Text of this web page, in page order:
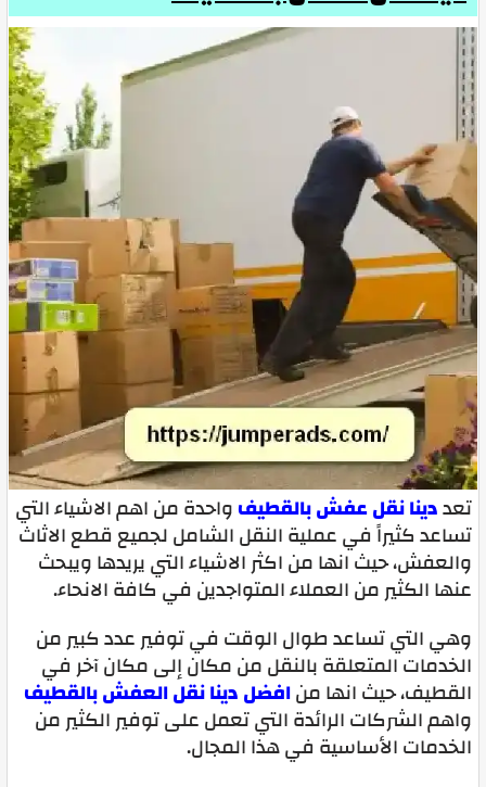
تعددينا نقل عفش بالقطيفواحدة من اهم الاشياء التي
تساعد كثيراً في عملية النقل الشامل لجميع قطع الاثاث
والعفش، حيث انها من اكثر الاشياء التي يريدها ويبحث
عنها الكثير من العملاء المتواجدين في كافة الانحاء.
وهي التي تساعد طوال الوقت في توفير عدد كبير من
الخدمات المتعلقة بالنقل من مكان إلى مكان آخر في
القطيف، حيث انها منافضل دينا نقل العفش بالقطيف
واهم الشركات الرائدة التي تعمل على توفير الكثير من
الخدمات الأساسية في هذا المجال.